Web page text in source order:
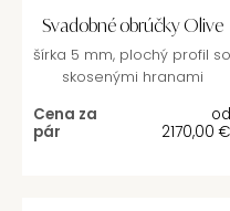
Svadobné obrúčky Olive
šírka 5 mm, plochý profil so
skosenými hranami
Cena za
pár
od
2170,00 €